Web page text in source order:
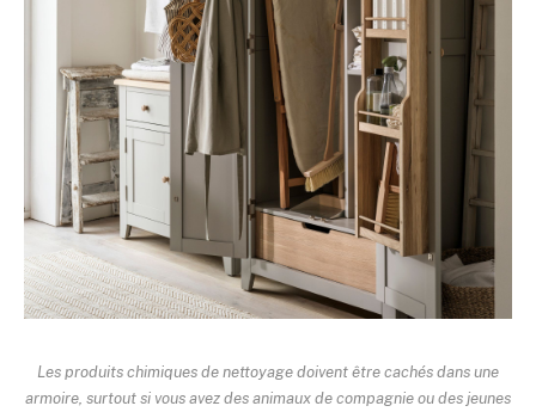
Les produits chimiques de nettoyage doivent être cachés dans une
armoire, surtout si vous avez des animaux de compagnie ou des jeunes